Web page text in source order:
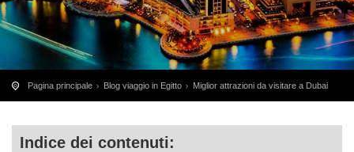
Pagina principale Blog viaggio in Egitto Miglior attrazioni da visitare a Dubai
Indice dei contenuti: